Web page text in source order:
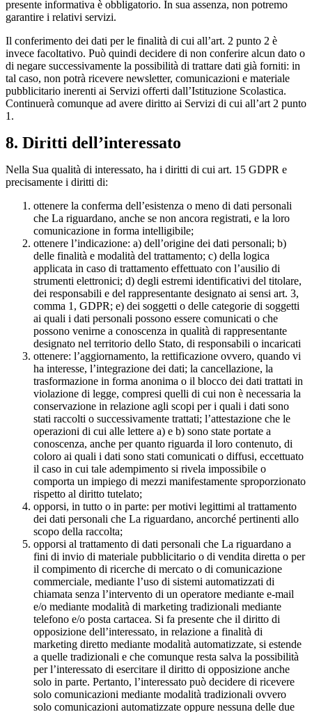
presente informativa è obbligatorio. In sua assenza, non potremo
garantire i relativi servizi.
Il conferimento dei dati per le finalità di cui all’art. 2 punto 2 è
invece facoltativo. Può quindi decidere di non conferire alcun dato o
di negare successivamente la possibilità di trattare dati già forniti: in
tal caso, non potrà ricevere newsletter, comunicazioni e materiale
pubblicitario inerenti ai Servizi offerti dall’Istituzione Scolastica.
Continuerà comunque ad avere diritto ai Servizi di cui all’art 2 punto
1.
8. Diritti dell’interessato
Nella Sua qualità di interessato, ha i diritti di cui art. 15 GDPR e
precisamente i diritti di:
ottenere la conferma dell’esistenza o meno di dati personali
che La riguardano, anche se non ancora registrati, e la loro
comunicazione in forma intelligibile;
ottenere l’indicazione: a) dell’origine dei dati personali; b)
delle finalità e modalità del trattamento; c) della logica
applicata in caso di trattamento effettuato con l’ausilio di
strumenti elettronici; d) degli estremi identificativi del titolare,
dei responsabili e del rappresentante designato ai sensi art. 3,
comma 1, GDPR; e) dei soggetti o delle categorie di soggetti
ai quali i dati personali possono essere comunicati o che
possono venirne a conoscenza in qualità di rappresentante
designato nel territorio dello Stato, di responsabili o incaricati
ottenere: l’aggiornamento, la rettificazione ovvero, quando vi
ha interesse, l’integrazione dei dati; la cancellazione, la
trasformazione in forma anonima o il blocco dei dati trattati in
violazione di legge, compresi quelli di cui non è necessaria la
conservazione in relazione agli scopi per i quali i dati sono
stati raccolti o successivamente trattati; l’attestazione che le
operazioni di cui alle lettere a) e b) sono state portate a
conoscenza, anche per quanto riguarda il loro contenuto, di
coloro ai quali i dati sono stati comunicati o diffusi, eccettuato
il caso in cui tale adempimento si rivela impossibile o
comporta un impiego di mezzi manifestamente sproporzionato
rispetto al diritto tutelato;
opporsi, in tutto o in parte: per motivi legittimi al trattamento
dei dati personali che La riguardano, ancorché pertinenti allo
scopo della raccolta;
opporsi al trattamento di dati personali che La riguardano a
fini di invio di materiale pubblicitario o di vendita diretta o per
il compimento di ricerche di mercato o di comunicazione
commerciale, mediante l’uso di sistemi automatizzati di
chiamata senza l’intervento di un operatore mediante e-mail
e/o mediante modalità di marketing tradizionali mediante
telefono e/o posta cartacea. Si fa presente che il diritto di
opposizione dell’interessato, in relazione a finalità di
marketing diretto mediante modalità automatizzate, si estende
a quelle tradizionali e che comunque resta salva la possibilità
per l’interessato di esercitare il diritto di opposizione anche
solo in parte. Pertanto, l’interessato può decidere di ricevere
solo comunicazioni mediante modalità tradizionali ovvero
solo comunicazioni automatizzate oppure nessuna delle due